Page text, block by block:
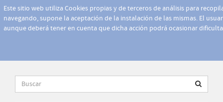
Este sitio web utiliza Cookies propias y de terceros de análisis para
navegando, supone la aceptación de la instalación de las mismas. El
aunque deberá tener en cuenta que dicha acción podrá ocasionar